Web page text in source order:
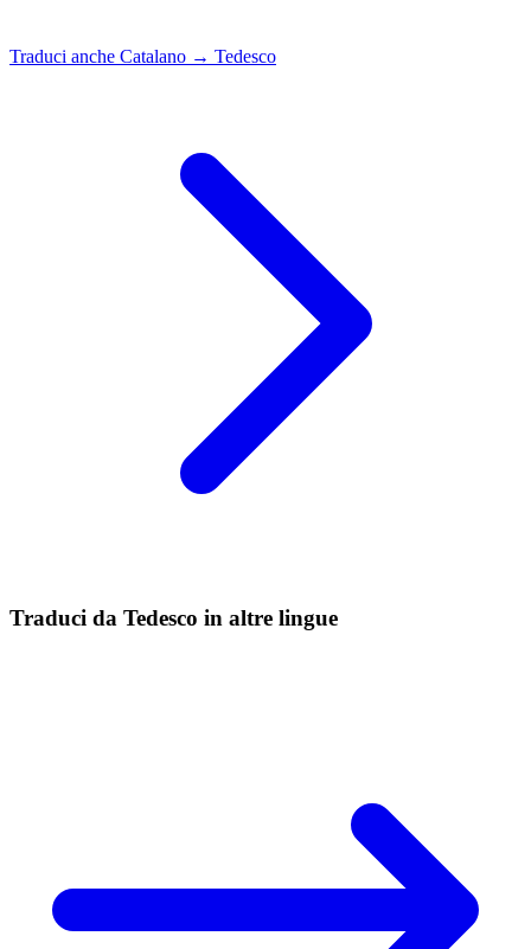
Traduci anche Catalano → Tedesco
Traduci da Tedesco in altre lingue